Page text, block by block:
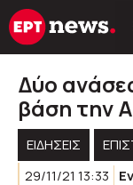
Μετάβαση
σε
Δύο
βάση την
ΕΙΔΗΣΕΙΣ
29/11/21 13:33